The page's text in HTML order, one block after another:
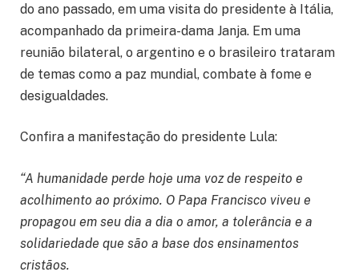
do ano passado, em uma visita do presidente à Itália,
acompanhado da primeira-dama Janja. Em uma
reunião bilateral, o argentino e o brasileiro trataram
de temas como a paz mundial, combate à fome e
desigualdades.
Confira a manifestação do presidente Lula:
“A humanidade perde hoje uma voz de respeito e
acolhimento ao próximo. O Papa Francisco viveu e
propagou em seu dia a dia o amor, a tolerância e a
solidariedade que são a base dos ensinamentos
cristãos.